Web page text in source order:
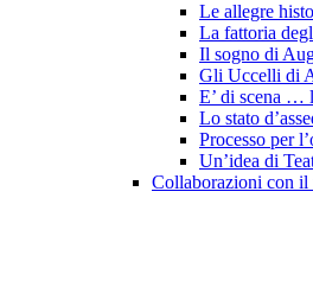
Le allegre
La fattoria
Il sogno di
Gli Uccelli di
E’ di scena …
Lo stato
Processo per
Un’idea di
Collaborazioni con il